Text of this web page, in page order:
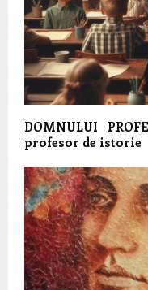
DOMNULUI
profesor de istorie